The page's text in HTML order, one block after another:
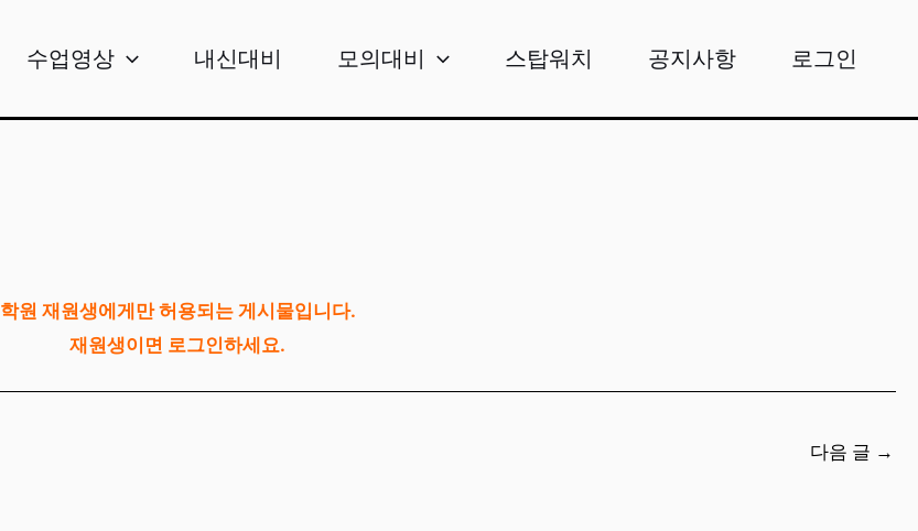
수업영상 내신대비 모의대비 스탑워치 공지사항 로그인
학원 재원생에게만 허용되는 게시물입니다.
재원생이면 로그인하세요.
다음 글 →